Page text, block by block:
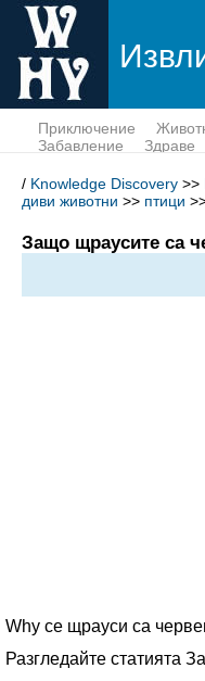
Приключение
Забавление
Здраве
/ Knowledge Discovery >>
диви животни >> птици
Защо щраусите са
Why се щрауси са
Разгледайте статията